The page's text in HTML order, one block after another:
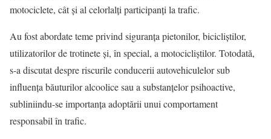
motociclete, cât și al celorlalți participanți la trafic.
Au fost abordate teme privind siguranța pietonilor, bicicliștilor,
utilizatorilor de trotinete și, în special, a motocicliștilor. Totodată,
s-a discutat despre riscurile conducerii autovehiculelor sub
influența băuturilor alcoolice sau a substanțelor psihoactive,
subliniindu-se importanța adoptării unui comportament
responsabil în trafic.